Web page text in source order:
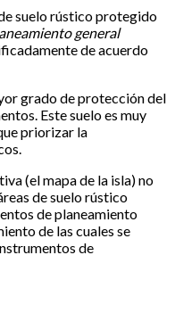
suelo rústico protegido
general
de acuerdo
grado de protección del
Este suelo es muy
priorizar la
(el mapa de la isla) no
de suelo rústico
de planeamiento
de las cuales se
de